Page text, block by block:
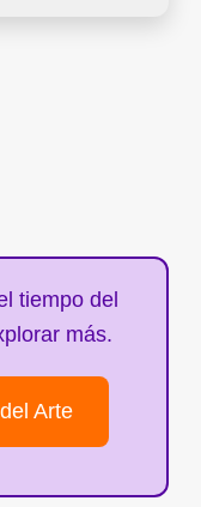
tiempo del
más.
Arte